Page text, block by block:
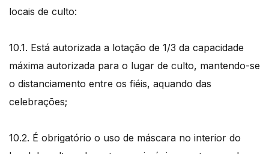
locais de culto:
10.1. Está autorizada a lotação de 1/3 da capacidade
máxima autorizada para o lugar de culto, mantendo-se
o distanciamento entre os fiéis, aquando das
celebrações;
10.2. É obrigatório o uso de máscara no interior do